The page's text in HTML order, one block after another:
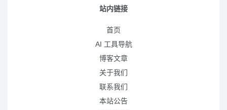
站内链接
首页
AI 工具导航
博客文章
关于我们
联系我们
本站公告